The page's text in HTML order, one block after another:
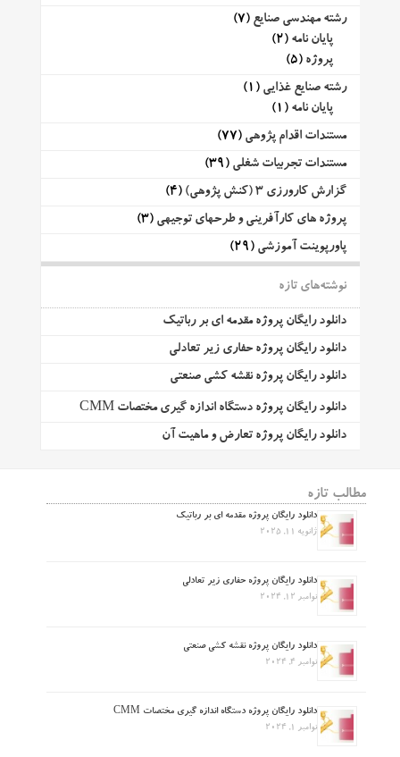
رشته مهندسی صنایع (7)
پایان نامه (2)
پروژه (5)
رشته صنایع غذایی (1)
پایان نامه (1)
مستندات اقدام پژوهی (77)
مستندات تجربیات شغلی (39)
گزارش کارورزی 3 (کنش پژوهی)
(4)
پروژه های کارآفرینی و طرحهای توجیهی (3)
پاورپوینت آموزشی (29)
نوشته‌های تازه
دانلود رایگان پروژه مقدمه ای بر رباتیک
دانلود رایگان پروژه حفاری زیر تعادلی
دانلود رایگان پروژه نقشه کشی صنعتی
دانلود رایگان پروژه دستگاه اندازه گیری مختصات CMM
دانلود رایگان پروژه تعارض و ماهیت آن
مطالب تازه
دانلود رایگان پروژه مقدمه ای بر رباتیک
ژانویه 11, 2025
دانلود رایگان پروژه حفاری زیر تعادلی
نوامبر 12, 2024
دانلود رایگان پروژه نقشه کشی صنعتی
نوامبر 4, 2024
دانلود رایگان پروژه دستگاه اندازه گیری مختصات CMM
نوامبر 1, 2024